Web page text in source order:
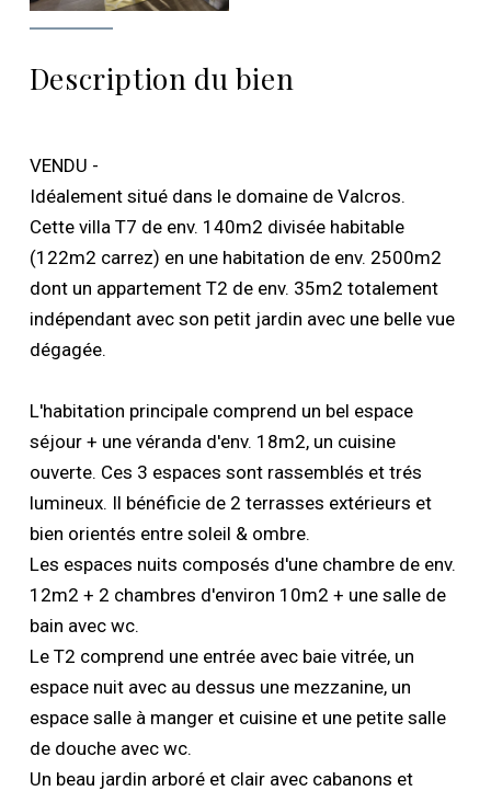
Description du bien
VENDU -
Idéalement situé dans le domaine de Valcros.
Cette villa T7 de env. 140m2 divisée habitable
(122m2 carrez) en une habitation de env. 2500m2
dont un appartement T2 de env. 35m2 totalement
indépendant avec son petit jardin avec une belle vue
dégagée.
L'habitation principale comprend un bel espace
séjour + une véranda d'env. 18m2, un cuisine
ouverte. Ces 3 espaces sont rassemblés et trés
lumineux. Il bénéficie de 2 terrasses extérieurs et
bien orientés entre soleil & ombre.
Les espaces nuits composés d'une chambre de env.
12m2 + 2 chambres d'environ 10m2 + une salle de
bain avec wc.
Le T2 comprend une entrée avec baie vitrée, un
espace nuit avec au dessus une mezzanine, un
espace salle à manger et cuisine et une petite salle
de douche avec wc.
Un beau jardin arboré et clair avec cabanons et